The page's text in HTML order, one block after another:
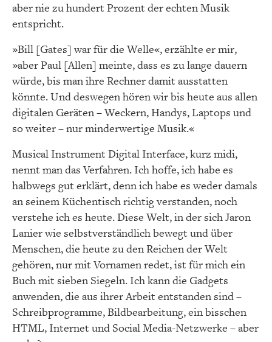
aber nie zu hundert Prozent der echten Musik
entspricht.
»Bill [Gates] war für die Welle«, erzählte er mir,
»aber Paul [Allen] meinte, dass es zu lange dauern
würde, bis man ihre Rechner damit ausstatten
könnte. Und deswegen hören wir bis heute aus allen
digitalen Geräten – Weckern, Handys, Laptops und
so weiter – nur minderwertige Musik.«
Musical Instrument Digital Interface, kurz midi,
nennt man das Verfahren. Ich hoffe, ich habe es
halbwegs gut erklärt, denn ich habe es weder damals
an seinem Küchentisch richtig verstanden, noch
verstehe ich es heute. Diese Welt, in der sich Jaron
Lanier wie selbstverständlich bewegt und über
Menschen, die heute zu den Reichen der Welt
gehören, nur mit Vornamen redet, ist für mich ein
Buch mit sieben Siegeln. Ich kann die Gadgets
anwenden, die aus ihrer Arbeit entstanden sind –
Schreibprogramme, Bildbearbeitung, ein bisschen
HTML, Internet und Social Media-Netzwerke – aber